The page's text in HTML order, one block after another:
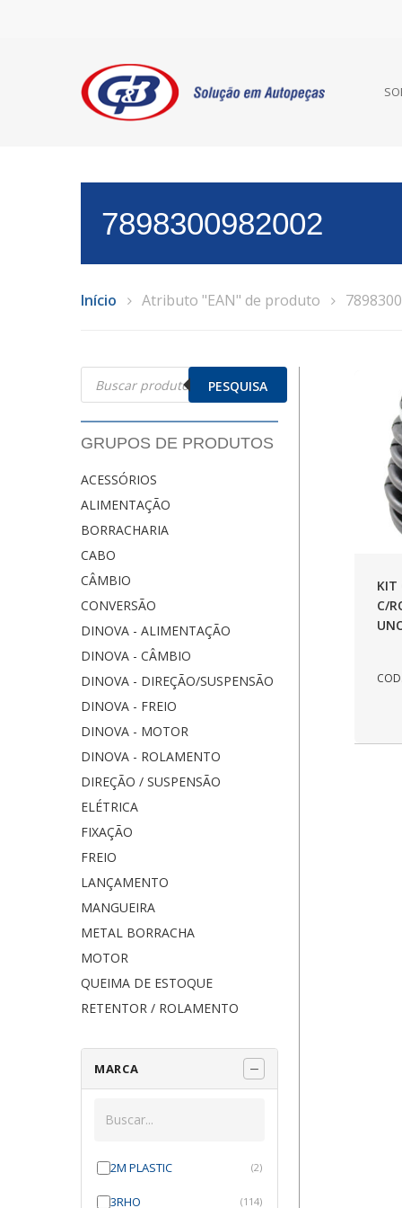
7898300982002
Início Atributo "EAN" de produto
Pesquisar
produtos PESQUISA
GRUPOS DE PRODUTOS
ACESSÓRIOS
ALIMENTAÇÃO
BORRACHARIA
CABO
CÂMBIO
CONVERSÃO
DINOVA - ALIMENTAÇÃO
DINOVA - CÂMBIO
DINOVA - DIREÇÃO/SUSPENSÃO
DINOVA - FREIO
DINOVA - MOTOR
DINOVA - ROLAMENTO
DIREÇÃO / SUSPENSÃO
ELÉTRICA
FIXAÇÃO
FREIO
LANÇAMENTO
MANGUEIRA
METAL BORRACHA
MOTOR
QUEIMA DE ESTOQUE
RETENTOR / ROLAMENTO
MARCA
2M PLASTIC (2)
3RHO (114)
KIT
C/